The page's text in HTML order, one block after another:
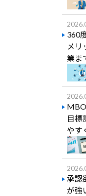
360
メリ
業ま
目標
やす
承認
が強